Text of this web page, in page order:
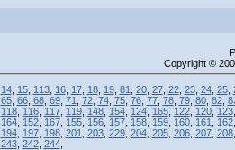
Copyright ©
14, 15, 113, 16, 17, 18, 19, 81 20, 27, 22, 23, 24, 25,
65, 66, 68, 69, 71 72, 74, 75, 76, 77, 78, 79, 80, 82,
118, 116, 117, 119, 148, 154, 124, 165, 122, 120, 123
164, 152, 167, 155, 156, 157, 158, 159, 160, 161 162
194, 197, 198, 201 203, 229, 204, 205, 206, 207, 208
243, 242, 244,